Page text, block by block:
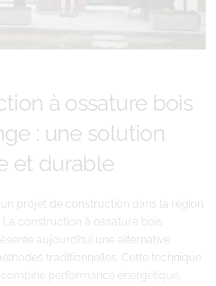
à ossature bois
: une solution
et durable
projet de construction dans la région
La construction à ossature bois
aujourd’hui une alternative
traditionnelles. Cette technique
performance énergétique,